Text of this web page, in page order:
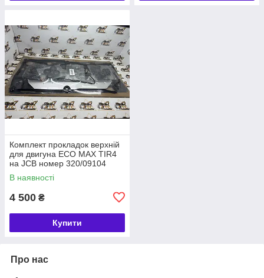
Комплект прокладок верхній
для двигуна ECO MAX TIR4
на JCB номер 320/09104
В наявності
4 500 ₴
Купити
Про нас